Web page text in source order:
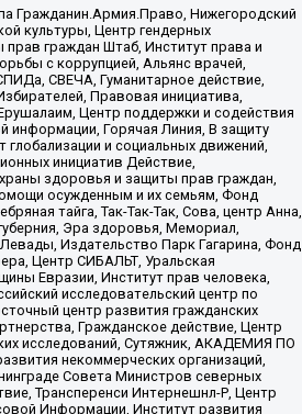
Гражданин.Армия.Право, Нижегородский
культуры, Центр гендерных
граждан Штаб, Институт права и
с коррупцией, Альянс врачей,
СВЕЧА, Гуманитарное действие,
Правовая инициатива,
Центр поддержки и содействия
информации, Горячая Линия, В защиту
и социальных движений,
инициатив Действие,
здоровья и защиты прав граждан,
осужденным и их семьям, Фонд
тайга, Так-Так-Так, Сова, центр Анна,
Эра здоровья, Мемориал,
Издательство Парк Гагарина, Фонд
Центр СИБАЛЬТ, Уральская
Евразии, Институт прав человека,
исследовательский центр по
центр развития гражданских
Гражданское действие, Центр
исследований, Сутяжник, АКАДЕМИЯ ПО
некоммерческих организаций,
Совета Министров северных
Трансперенси Интернешнл-Р, Центр
Информации, Институт развития